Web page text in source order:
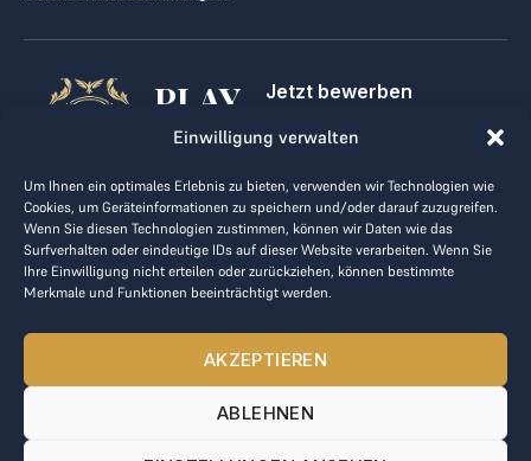
Einwilligung verwalten
Um Ihnen ein optimales Erlebnis zu bieten, verwenden wir Technologien wie
Cookies, um Geräteinformationen zu speichern und/oder darauf zuzugreifen.
Wenn Sie diesen Technologien zustimmen, können wir Daten wie das
Surfverhalten oder eindeutige IDs auf dieser Website verarbeiten. Wenn Sie
Ihre Einwilligung nicht erteilen oder zurückziehen, können bestimmte
Merkmale und Funktionen beeinträchtigt werden.
AKZEPTIEREN
ABLEHNEN
PLAY
GOLF,
MAKE
BUSINESS
Jetzt bewerben
Kontakt
AGB
Datenrichtlinie
kontakt@the-loge.com
Unser freundliches Team hilft Ihnen gerne weiter.
Mo-Fr von 8:00 bis 17:00 Uhr.